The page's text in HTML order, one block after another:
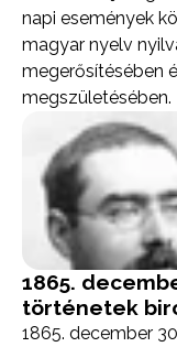
napi események
magyar nyelv
megerősítésében
megszületésében.
1865.
történetek
1865. december